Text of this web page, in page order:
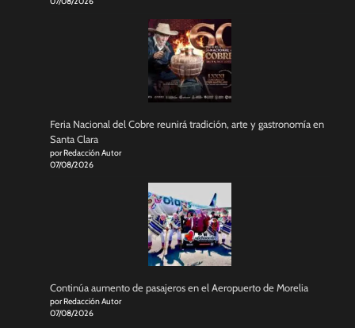
Feria Nacional del Cobre reunirá tradición, arte y gastronomía en
Santa Clara
por Redacción Autor
07/08/2026
Continúa aumento de pasajeros en el Aeropuerto de Morelia
por Redacción Autor
07/08/2026